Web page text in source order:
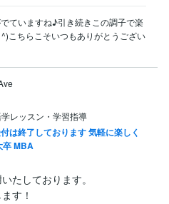
ていますね♪引き続きこの調子で楽
こちらこそいつもありがとうござい
レッスン・学習指導
は終了しております 気軽に楽しく
卒 MBA
たしております。
す！